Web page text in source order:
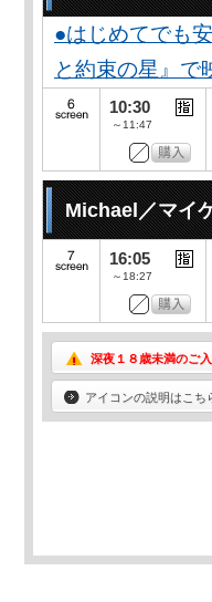
●はじめてでも
と約束の星』で
10:30
～11:47
Michael／マイ
16:05
～18:27
深夜１８歳未満のご
アイコンの説明はこち